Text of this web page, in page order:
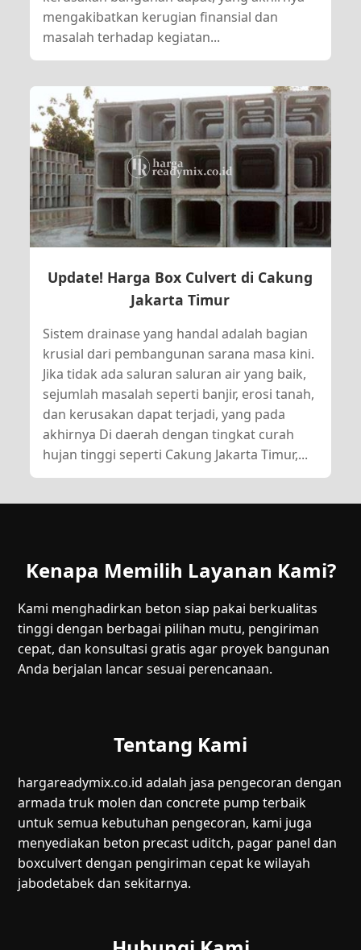
mengakibatkan kerugian finansial dan
masalah terhadap kegiatan...
Update! Harga Box Culvert di Cakung
Jakarta Timur
Sistem drainase yang handal adalah bagian
krusial dari pembangunan sarana masa kini.
Jika tidak ada saluran saluran air yang baik,
sejumlah masalah seperti banjir, erosi tanah,
dan kerusakan dapat terjadi, yang pada
akhirnya Di daerah dengan tingkat curah
hujan tinggi seperti Cakung Jakarta Timur,...
Kenapa Memilih Layanan Kami?
Kami menghadirkan beton siap pakai berkualitas
tinggi dengan berbagai pilihan mutu, pengiriman
cepat, dan konsultasi gratis agar proyek bangunan
Anda berjalan lancar sesuai perencanaan.
Tentang Kami
hargareadymix.co.id adalah jasa pengecoran dengan
armada truk molen dan concrete pump terbaik
untuk semua kebutuhan pengecoran, kami juga
menyediakan beton precast uditch, pagar panel dan
boxculvert dengan pengiriman cepat ke wilayah
jabodetabek dan sekitarnya.